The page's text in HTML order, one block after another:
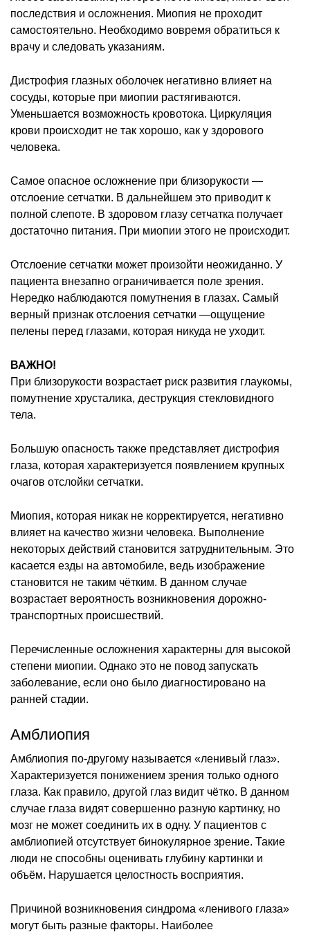
последствия и осложнения. Миопия не проходит
самостоятельно. Необходимо вовремя обратиться к
врачу и следовать указаниям.
Дистрофия глазных оболочек негативно влияет на
сосуды, которые при миопии растягиваются.
Уменьшается возможность кровотока. Циркуляция
крови происходит не так хорошо, как у здорового
человека.
Самое опасное осложнение при близорукости —
отслоение сетчатки. В дальнейшем это приводит к
полной слепоте. В здоровом глазу сетчатка получает
достаточно питания. При миопии этого не происходит.
Отслоение сетчатки может произойти неожиданно. У
пациента внезапно ограничивается поле зрения.
Нередко наблюдаются помутнения в глазах. Самый
верный признак отслоения сетчатки —ощущение
пелены перед глазами, которая никуда не уходит.
ВАЖНО!
При близорукости возрастает риск развития глаукомы,
помутнение хрусталика, деструкция стекловидного
тела.
Большую опасность также представляет дистрофия
глаза, которая характеризуется появлением крупных
очагов отслойки сетчатки.
Миопия, которая никак не корректируется, негативно
влияет на качество жизни человека. Выполнение
некоторых действий становится затруднительным. Это
касается езды на автомобиле, ведь изображение
становится не таким чётким. В данном случае
возрастает вероятность возникновения дорожно-
транспортных происшествий.
Перечисленные осложнения характерны для высокой
степени миопии. Однако это не повод запускать
заболевание, если оно было диагностировано на
ранней стадии.
Амблиопия
Амблиопия по-другому называется «ленивый глаз».
Характеризуется понижением зрения только одного
глаза. Как правило, другой глаз видит чётко. В данном
случае глаза видят совершенно разную картинку, но
мозг не может соединить их в одну. У пациентов с
амблиопией отсутствует бинокулярное зрение. Такие
люди не способны оценивать глубину картинки и
объём. Нарушается целостность восприятия.
Причиной возникновения синдрома «ленивого глаза»
могут быть разные факторы. Наиболее